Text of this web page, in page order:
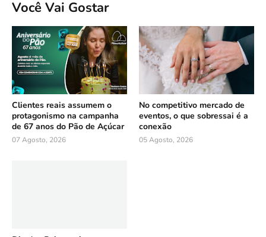
Você Vai Gostar
Clientes reais assumem o
protagonismo na campanha
de 67 anos do Pão de Açúcar
07 Agosto, 2026
No competitivo mercado de
eventos, o que sobressai é a
conexão
05 Agosto, 2026